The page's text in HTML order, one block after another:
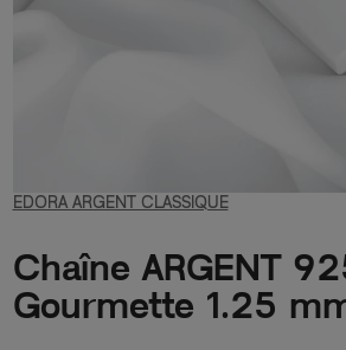
EDORA ARGENT CLASSIQUE
Chaîne ARGENT
Gourmette 1.25